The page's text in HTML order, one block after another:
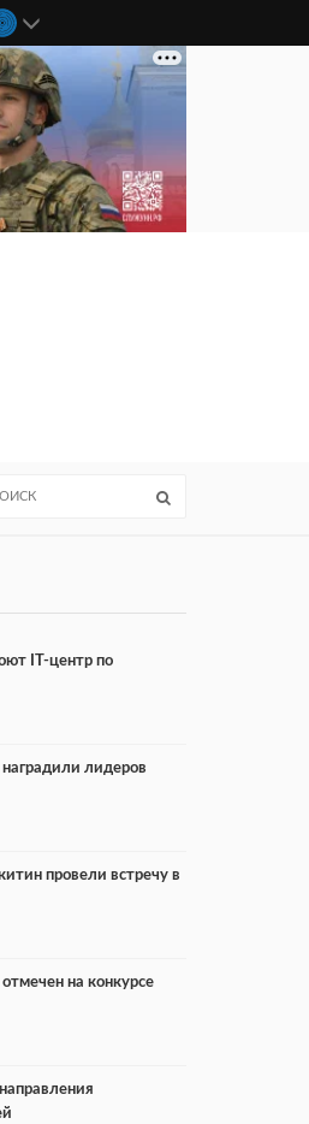
IT-центр по
лидеров
провели встречу в
на конкурсе